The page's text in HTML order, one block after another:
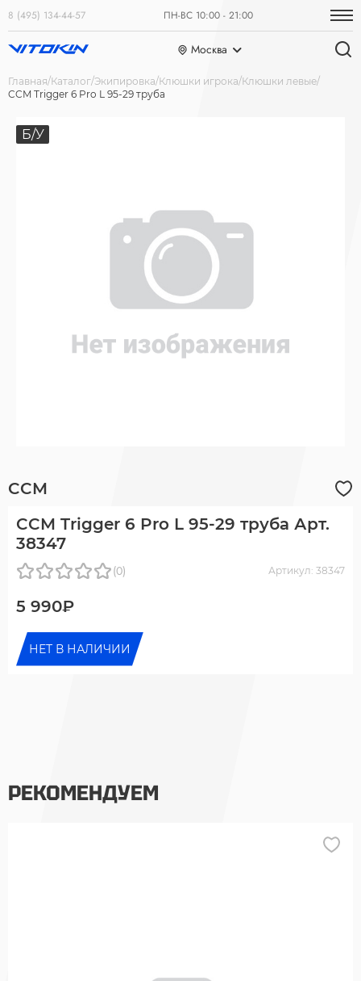
8 (495) 134-44-57 ПН-ВС 10:00 - 21:00
Москва
Главная Каталог Экипировка Клюшки игрока Клюшки левые
CCM Trigger 6 Pro L 95-29 труба
Б/У
CCM
CCM Trigger 6 Pro L 95-29 труба Арт.
38347
(0) Артикул: 38347
5 990₽
НЕТ В НАЛИЧИИ
РЕКОМЕНДУЕМ